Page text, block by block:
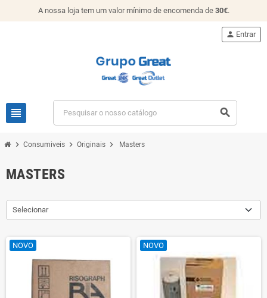
A nossa loja tem um valor mínimo de encomenda de 30€.
view_headline search
person Entrar
chevron_right Consumiveis chevron_right Originais chevron_right Masters
MASTERS
Selecionar
NOVO NOVO